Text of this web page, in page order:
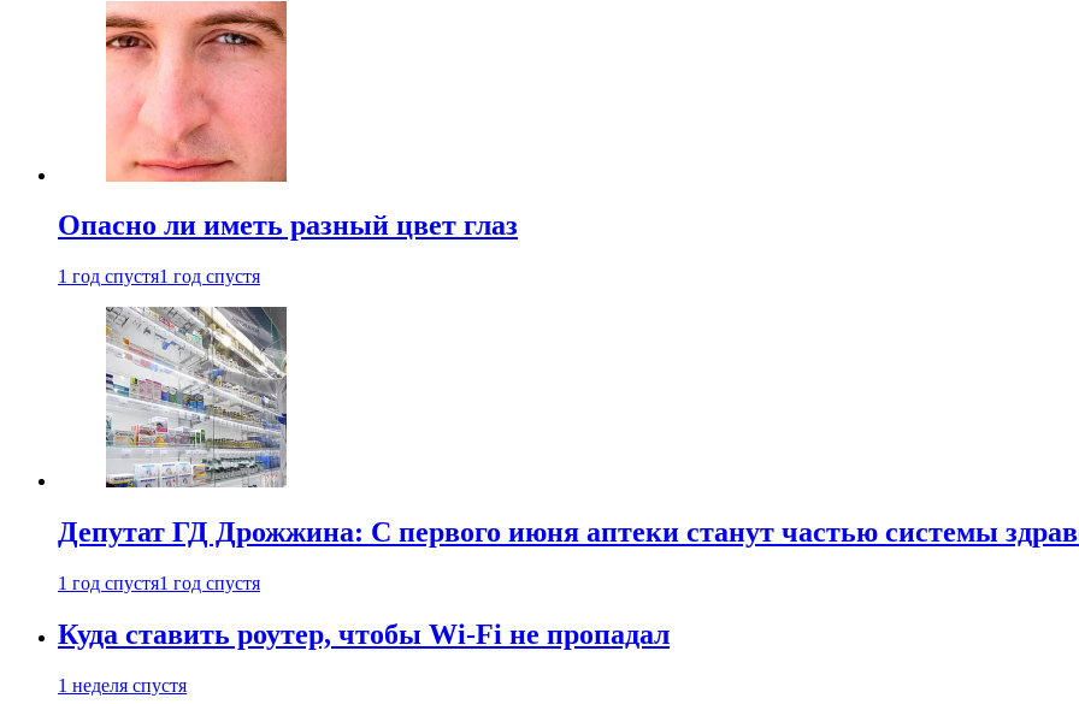
Опасно ли иметь разный цвет глаз
1 год спустя1 год спустя
Депутат ГД Дрожжина: С первого июня аптеки станут частью системы
1 год спустя1 год спустя
Куда ставить роутер, чтобы Wi-Fi не пропадал
1 неделя спустя